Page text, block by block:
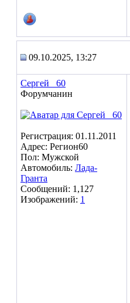
09.10.2025, 13:27
Сергей _60
Форумчанин
Регистрация: 01.11.2011
Адрес: Регион60
Пол: Мужской
Автомобиль: Лада-
Гранта
Сообщений: 1,127
Изображений: 1